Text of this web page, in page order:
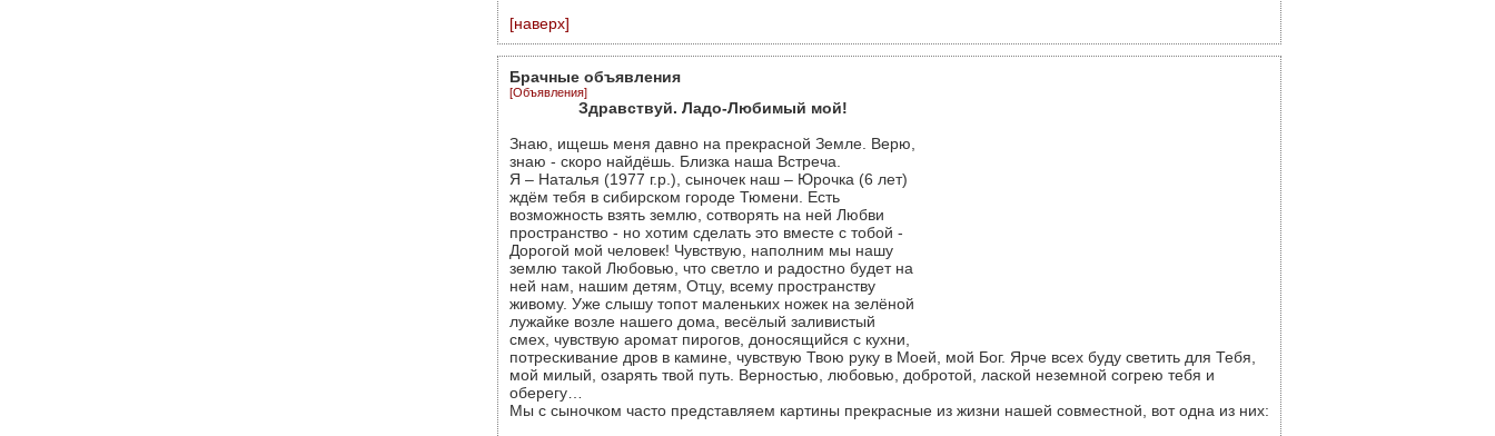
[наверх]
Брачные объявления
[Объявления]
Здравствуй. Ладо-Любимый мой!
Знаю, ищешь меня давно на прекрасной Земле. Верю,
знаю - скоро найдёшь. Близка наша Встреча.
Я – Наталья (1977 г.р.), сыночек наш – Юрочка (6 лет)
ждём тебя в сибирском городе Тюмени. Есть
возможность взять землю, сотворять на ней Любви
пространство - но хотим сделать это вместе с тобой -
Дорогой мой человек! Чувствую, наполним мы нашу
землю такой Любовью, что светло и радостно будет на
ней нам, нашим детям, Отцу, всему пространству
живому. Уже слышу топот маленьких ножек на зелёной
лужайке возле нашего дома, весёлый заливистый
смех, чувствую аромат пирогов, доносящийся с кухни,
потрескивание дров в камине, чувствую Твою руку в Моей, мой Бог. Ярче всех буду светить для Тебя,
мой милый, озарять твой путь. Верностью, любовью, добротой, лаской неземной согрею тебя и
оберегу…
Мы с сыночком часто представляем картины прекрасные из жизни нашей совместной, вот одна из них: